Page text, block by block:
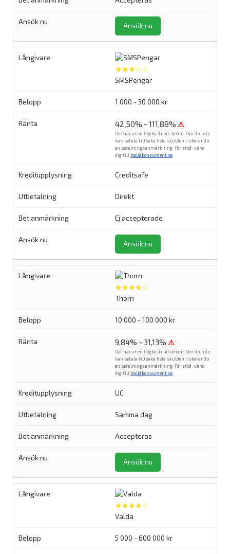
Ansök nu
★★★☆☆
SMSPengar
1 000 - 30 000 kr
42,50% - 111,88% ⚠
Det här är en högkostnadskredit. Om du inte
kan betala tillbaka hela skulden riskerar du
en betalningsanmärkning. För stöd, vänd
dig till hallåkonsument.se
Creditsafe
Direkt
Ej accepterade
Ansök nu
★★★★☆
Thorn
10 000 - 100 000 kr
9,84% - 31,13% ⚠
Det här är en högkostnadskredit. Om du inte
kan betala tillbaka hela skulden riskerar du
en betalningsanmärkning. För stöd, vänd
dig till hallåkonsument.se
UC
Samma dag
Accepteras
Ansök nu
★★★★☆
Valda
5 000 - 600 000 kr